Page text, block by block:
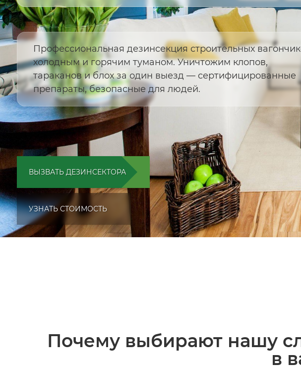
Профессиональная дезинсекция строительных
холодным и горячим туманом. Уничтожим клопов,
тараканов и блох за один выезд — сертифицированные
препараты, безопасные для людей.
ВЫЗВАТЬ ДЕЗИНСЕКТОРА
УЗНАТЬ СТОИМОСТЬ
Почему выбирают нашу
в